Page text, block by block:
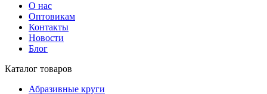
О нас
Оптовикам
Контакты
Новости
Блог
Каталог товаров
Абразивные круги